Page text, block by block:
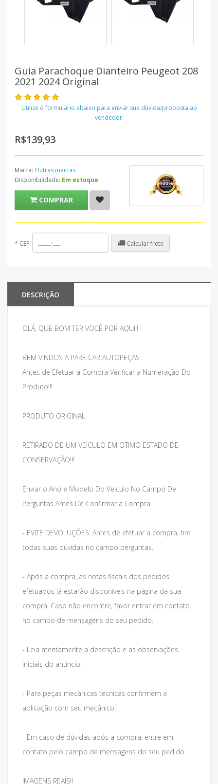
Guia Parachoque Dianteiro Peugeot 208
2021 2024 Original
Utilize o formulário abaixo para enviar sua dúvida/proposta ao
vendedor:
R$139,93
Marca: Outras marcas
Disponibilidade: Em estoque
COMPRAR
* CEP Calcular frete
DESCRIÇÃO
OLÁ, QUE BOM TER VOCÊ POR AQUI!!
BEM VINDOS A PARE CAR AUTOPEÇAS.
Antes de Efetuar a Compra Verificar a Numeração Do
Produto!!!
PRODUTO ORIGINAL
RETIRADO DE UM VEICULO EM OTIMO ESTADO DE
CONSERVAÇÃO!!!
Enviar o Ano e Modelo Do Veiculo No Campo De
Perguntas Antes De Confirmar a Compra.
- EVITE DEVOLUÇÕES: Antes de efetuar a compra, tire
todas suas dúvidas no campo perguntas.
- Após a compra, as notas fiscais dos pedidos
efetuados já estarão disponíveis na página da sua
compra. Caso não encontre, favor entrar em contato
no campo de mensagens do seu pedido.
- Leia atentamente a descrição e as observações
iniciais do anúncio.
- Para peças mecânicas técnicas confirmem a
aplicação com seu mecânico.
- Em caso de dúvidas após a compra, entre em
contato pelo campo de mensagens do seu pedido.
IMAGENS REAIS!!